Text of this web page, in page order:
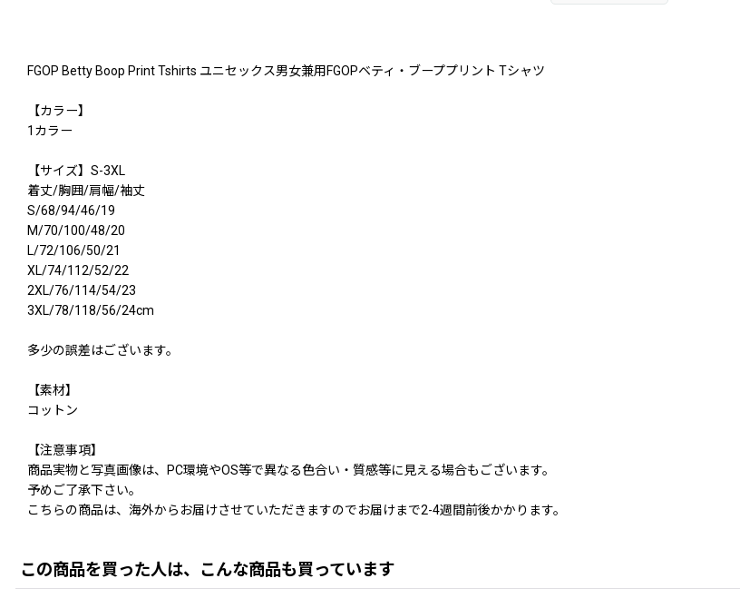
FGOP Betty Boop Print Tshirts ユニセックス男女兼用FGOPベティ・ブーププリント Tシャツ
【カラー】
1カラー
【サイズ】S-3XL
着丈/胸囲/肩幅/袖丈
S/68/94/46/19
M/70/100/48/20
L/72/106/50/21
XL/74/112/52/22
2XL/76/114/54/23
3XL/78/118/56/24cm
多少の誤差はございます。
【素材】
コットン
【注意事項】
商品実物と写真画像は、PC環境やOS等で異なる色合い・質感等に見える場合もございます。
予めご了承下さい。
こちらの商品は、海外からお届けさせていただきますのでお届けまで2-4週間前後かかります。
この商品を買った人は、こんな商品も買っています